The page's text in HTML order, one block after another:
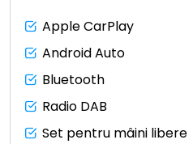
Apple CarPlay
Android Auto
Bluetooth
Radio DAB
Set pentru mâini libere